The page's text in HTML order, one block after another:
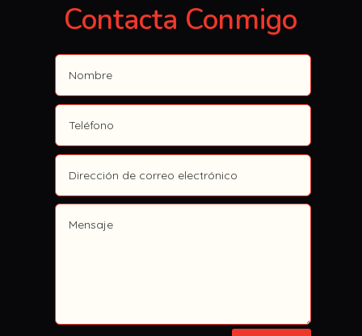
Contacta Conmigo